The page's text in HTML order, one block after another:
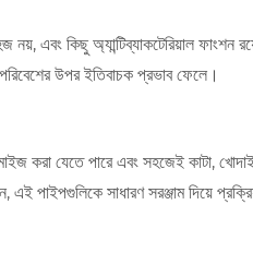
কিছু অ্যান্টিব্যাকটেরিয়াল ফাংশন
উপর ইতিবাচক প্রভাব ফেলে।
করা যেতে পারে এবং সহজেই কাটা,
পাইপগুলিকে সাধারণ সরঞ্জাম দিয়ে